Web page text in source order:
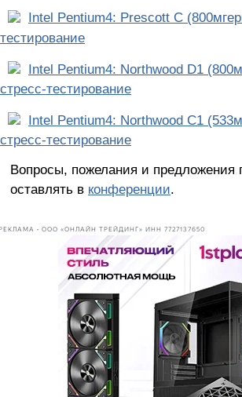
Intel Pentium4: Prescott C
тестирование
Intel Pentium4: Northwood D1
стресс-тестирование
Intel Pentium4: Northwood C1
стресс-тестирование
Вопросы, пожелания и предложения
оставлять в конференции.
• ООО «ОНЛАЙН ТРЕЙДИНГ» ИНН 7727137650